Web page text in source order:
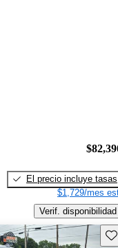
El precio incluye tasas
$1,729/mes
Verif. disponibilidad